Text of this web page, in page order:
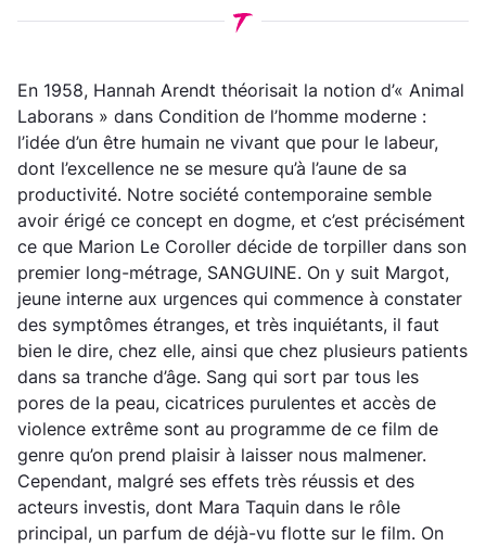
En 1958, Hannah Arendt théorisait la notion d’« Animal
Laborans » dans Condition de l’homme moderne :
l’idée d’un être humain ne vivant que pour le labeur,
dont l’excellence ne se mesure qu’à l’aune de sa
productivité. Notre société contemporaine semble
avoir érigé ce concept en dogme, et c’est précisément
ce que Marion Le Coroller décide de torpiller dans son
premier long-métrage, SANGUINE. On y suit Margot,
jeune interne aux urgences qui commence à constater
des symptômes étranges, et très inquiétants, il faut
bien le dire, chez elle, ainsi que chez plusieurs patients
dans sa tranche d’âge. Sang qui sort par tous les
pores de la peau, cicatrices purulentes et accès de
violence extrême sont au programme de ce film de
genre qu’on prend plaisir à laisser nous malmener.
Cependant, malgré ses effets très réussis et des
acteurs investis, dont Mara Taquin dans le rôle
principal, un parfum de déjà-vu flotte sur le film. On